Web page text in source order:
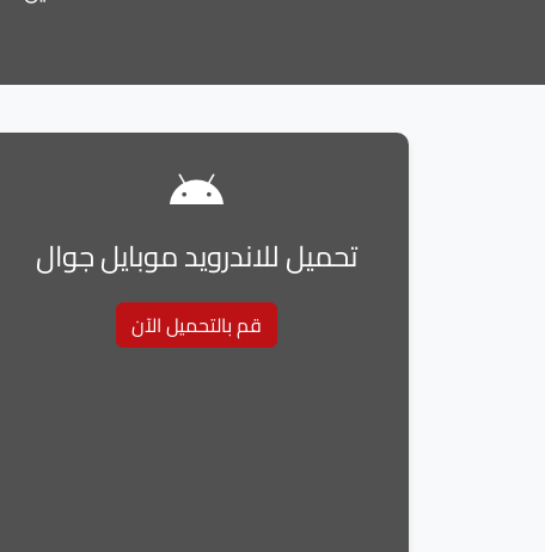
تحميل للاندرويد موبايل جوال
قم بالتحميل الآن